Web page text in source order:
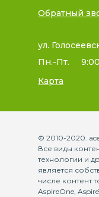
Обратный
ул.
Пн.-Пт.
Карта
© 2010-2020.
Все виды
технологии и
является
числе контент
AspireOne,